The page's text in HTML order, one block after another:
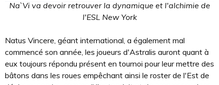
Na`Vi va devoir retrouver la dynamique et l'alchimie de
l'ESL New York
Natus Vincere, géant international, a également mal
commencé son année, les joueurs d'Astralis auront quant à
eux toujours répondu présent en tournoi pour leur mettre des
bâtons dans les roues empêchant ainsi le roster de l'Est de